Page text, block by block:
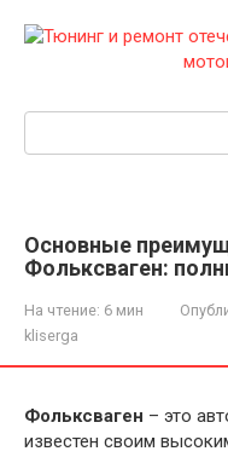
Основные
Фольксваген:
На чтение: 6 мин
kliserga
Фольксваген – это
известен своим